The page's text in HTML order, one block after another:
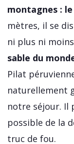
montagnes :
mètres, il se
ni plus ni
sable du
Pilat
naturellement
notre séjour. Il
possible de la
truc de fou.